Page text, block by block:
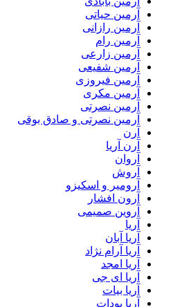
آرمین حیاتی
آرمین رازانی
آرمین رام
آرمین زارعی
آرمین شفیعی
آرمین فیروزی
آرمین مکری
آرمین نصرتی
آرمین نصرتی و صادق بوقی
آرن
آرن آریا
آروان
آروش
آرومیر و اسکیزو
آرون افشار
آروین صمیمی
آریا
آریا آبان
آریا آرام نژاد
آریا امجد
آریا ای جی
آریا بیات
آریا پودات